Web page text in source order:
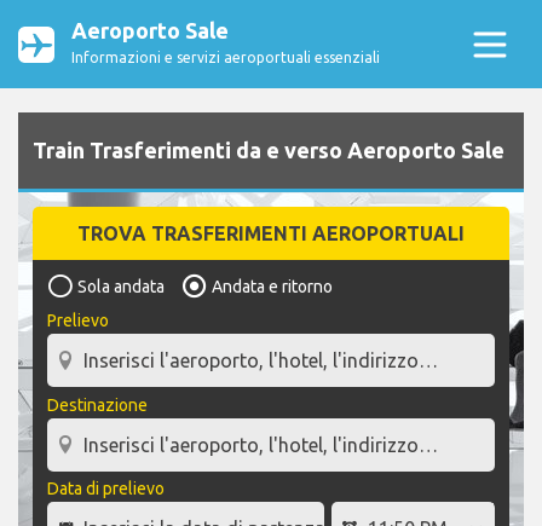
Aeroporto Sale
Informazioni e servizi aeroportuali essenziali
Train Trasferimenti da e verso Aeroporto Sale
TROVA TRASFERIMENTI AEROPORTUALI
Sola andata
Andata e ritorno
Prelievo
Destinazione
Data di prelievo